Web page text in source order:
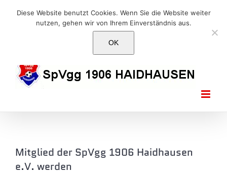
E-Mail: info@1906haidhausen.de
FacebookInstagram
E-
Mitglied der SpVgg 1906 Haidhausen
e.V. werden
Diese Website benutzt Cookies. Wenn Sie die Website weiter
nutzen, gehen wir von Ihrem Einverständnis aus.
OK